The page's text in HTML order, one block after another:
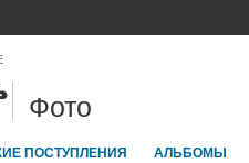
Фото
ПОСТУПЛЕНИЯ АЛЬБОМЫ